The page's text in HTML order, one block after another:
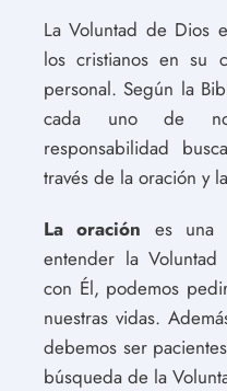
La Voluntad de Dios
los cristianos en su
personal. Según la
cada uno de
responsabilidad
través de la oración y
La oración es una
entender la
con Él, podemos
nuestras vidas.
debemos ser
búsqueda de la